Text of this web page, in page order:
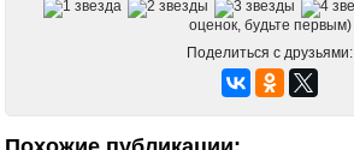
оценок, будьте первым)
Поделиться с друзьями: